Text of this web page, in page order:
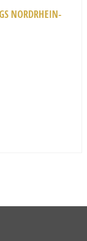
NORDRHEIN-